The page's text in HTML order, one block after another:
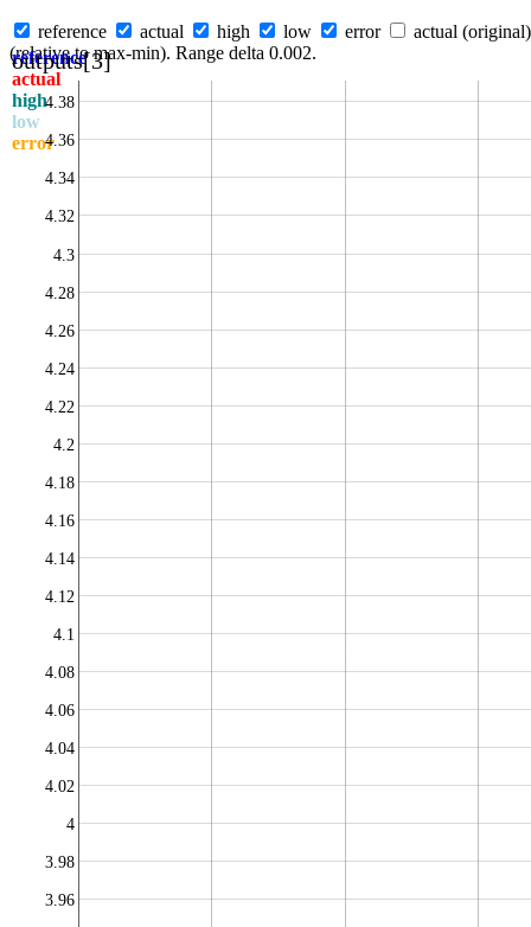
outputs[3]
reference
actual
high
low
error
3.96
3.98
4
4.02
4.04
4.06
4.08
4.1
4.12
4.14
4.16
4.18
4.2
4.22
4.24
4.26
4.28
4.3
4.32
4.34
4.36
4.38
reference actual high low error
actual (original)
(relative to max-min). Range delta 0.002.